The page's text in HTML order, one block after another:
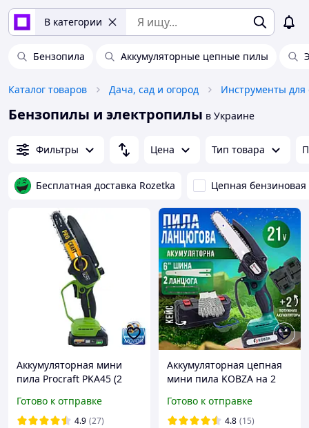
В категории
Бензопила Аккумуляторные цепные пилы
Каталог товаров Дача, сад и огород Инструменты для
Бензопилы и электропилы в Украине
Фильтры Цена Тип товара
Бесплатная доставка Rozetka Цепная
Аккумуляторная мини
пила Procraft PKA45 (2
Готово к отправке
4.9 (27)
Аккумуляторная цепная
мини пила KOBZA на 2
2 цепи, очки, перчатки,
кейс)
Готово к отправке
4.8 (15)